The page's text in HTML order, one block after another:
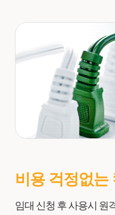
비용 걱정없는
임대 신청 후 사용시 원